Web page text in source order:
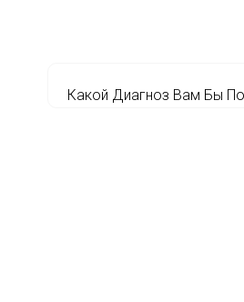
Какой Диагноз Вам Бы